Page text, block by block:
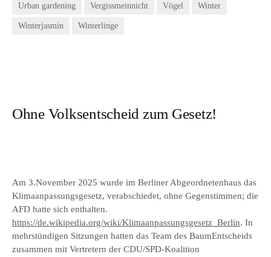
Urban gardening Vergissmeinnicht Vögel Winter
Winterjasmin Winterlinge
Ohne Volksentscheid zum Gesetz!
Am 3.November 2025 wurde im Berliner Abgeordnetenhaus das
Klimaanpassungsgesetz, verabschiedet, ohne Gegenstimmen; die
AFD hatte sich enthalten.
https://de.wikipedia.org/wiki/Klimaanpassungsgesetz_Berlin. In
mehrstündigen Sitzungen hatten das Team des BaumEntscheids
zusammen mit Vertretern der CDU/SPD-Koalition